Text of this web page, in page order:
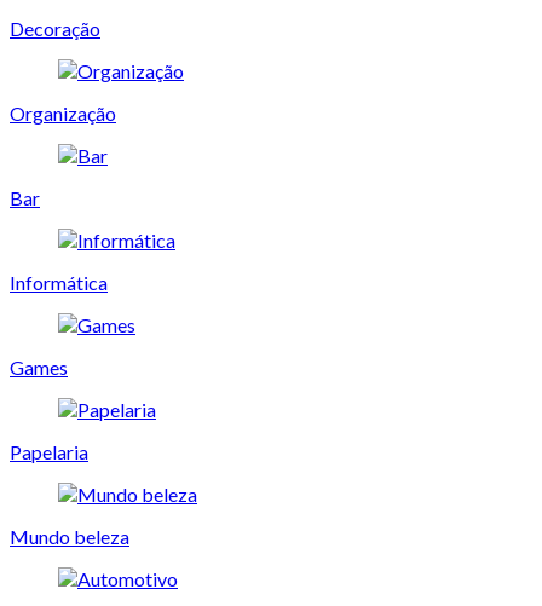
Decoração
Organização
Bar
Informática
Games
Papelaria
Mundo beleza